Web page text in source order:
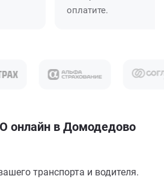
оплатите.
онлайн в Домодедово
транспорта и водителя.